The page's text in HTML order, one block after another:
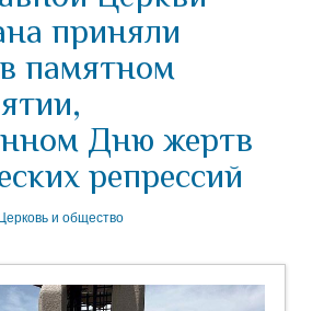
приняли
памятном
Дню жертв
репрессий
Церковь и общество